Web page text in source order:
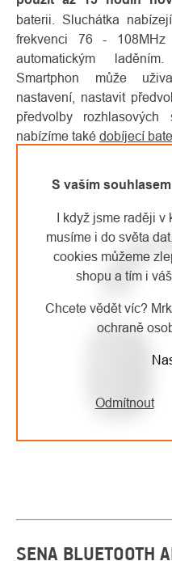
S vaším
I když jsme raději v
musíme i do světa
cookies můžeme
shopu a tím i
Chcete vědět víc?
ochraně
Odmítnout
baterii. Sluchátka
frekvenci 76 -
automatickým
Smartphon může
nastavení, nastavit
předvolby
nabízíme také dobíjecí
SENA BLUETOOTH